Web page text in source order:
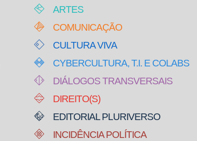
ARTES
COMUNICAÇÃO
CULTURA VIVA
CYBERCULTURA, T.I. E COLABS
DIÁLOGOS TRANSVERSAIS
DIREITO(S)
EDITORIAL PLURIVERSO
INCIDÊNCIA POLÍTICA